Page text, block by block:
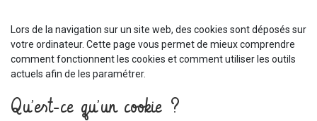
Lors de la navigation sur un site web, des cookies sont déposés sur
votre ordinateur. Cette page vous permet de mieux comprendre
comment fonctionnent les cookies et comment utiliser les outils
actuels afin de les paramétrer.
Qu’est-ce qu’un cookie ?